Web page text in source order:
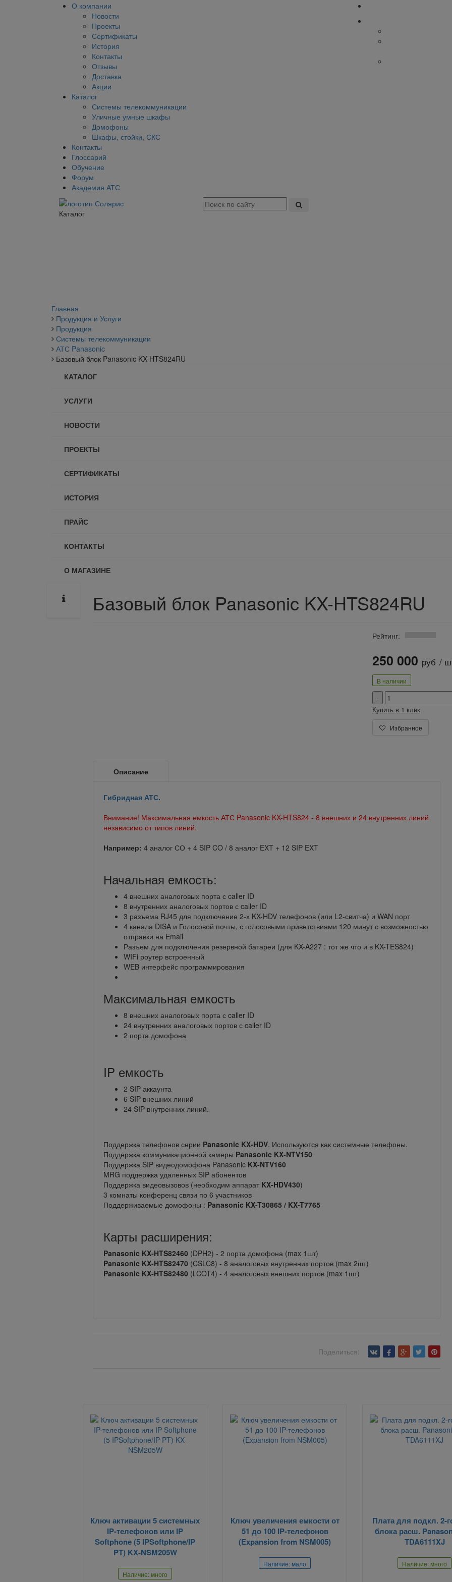
О компании
Новости
Проекты
Сертификаты
История
Контакты
Отзывы
Доставка
Акции
Каталог
Системы телекоммуникации
Уличные умные шкафы
Домофоны
Шкафы, стойки, СКС
Контакты
Глоссарий
Обучение
Форум
Академия АТС
Каталог
Главная
Продукция и Услуги
Продукция
Системы телекоммуникации
АТС Panasonic
Базовый блок Panasonic KX-HTS824RU
КАТАЛОГ
УСЛУГИ
НОВОСТИ
ПРОЕКТЫ
СЕРТИФИКАТЫ
ИСТОРИЯ
ПРАЙС
КОНТАКТЫ
О МАГАЗИНЕ
Базовый блок Panasonic KX-HTS824RU
Рейтинг:
250 000 руб /
В наличии
Купить в 1 клик
Избранное
Описание
Гибридная АТС.
Внимание! Максимальная емкость АТС Panasonic KX-HTS824 - 8 внешних и 24 внутренних линий
независимо от типов линий.
Например: 4 аналог СО + 4 SIP CO / 8 аналог EXT + 12 SIP EXT
Начальная емкость:
4 внешних аналоговых порта с caller ID
8 внутренних аналоговых портов с caller ID
3 разъема RJ45 для подключение 2-х KX-HDV телефонов (или L2-свитча) и WAN порт
4 канала DISA и Голосовой почты, с голосовыми приветствиями 120 минут с возможностью
отправки на Email
Разъем для подключения резервной батареи (для KX-A227 : тот же что и в KX-TES824)
WIFi роутер встроенный
WEB интерфейс программирования
Максимальная емкость
8 внешних аналоговых порта с caller ID
24 внутренних аналоговых портов с caller ID
2 порта домофона
IP емкость
2 SIP аккаунта
6 SIP внешних линий
24 SIP внутренних линий.
Поддержка телефонов серии Panasonic KX-HDV. Используются как системные телефоны.
Поддержка коммуникационной камеры Panasonic KX-NTV150
Поддержка SIP видеодомофона Panasonic KX-NTV160
MRG поддержка удаленных SIP абонентов
Поддержка видеовызовов (необходим аппарат KX-HDV430)
3 комнаты конференц связи по 6 участников
Поддерживаемые домофоны : Panasonic KX-T30865 / KX-T7765
Карты расширения:
Panasonic KX-HTS82460 (DPH2) - 2 порта домофона (max 1шт)
Panasonic KX-HTS82470 (CSLC8) - 8 аналоговых внутренних портов (max 2шт)
Panasonic KX-HTS82480 (LCOT4) - 4 аналоговых внешних портов (max 1шт)
Поделиться:
Ключ активации 5 системных
IP-телефонов или IP
Softphone (5 IPSoftphone/IP
PT) KX-NSM205W
Наличие: много
Ключ увеличения емкости от
51 до 100 IP-телефонов
(Expansion from NSM005)
Наличие: мало
Плата для подкл. 2-
блока расш.
TDA6111XJ
Наличие: много